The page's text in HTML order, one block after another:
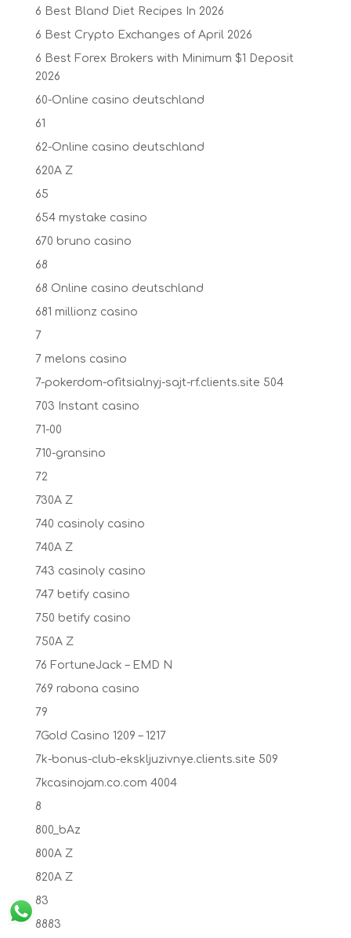
6 Best Bland Diet Recipes In 2026
6 Best Crypto Exchanges of April 2026
6 Best Forex Brokers with Minimum $1 Deposit ️
2026
60-Online casino deutschland
61
62-Online casino deutschland
620A Z
65
654 mystake casino
670 bruno casino
68
68 Online casino deutschland
681 millionz casino
7
7 melons casino
7-pokerdom-ofitsialnyj-sajt-rf.clients.site 504
703 Instant casino
71-00
710-gransino
72
730A Z
740 casinoly casino
740A Z
743 casinoly casino
747 betify casino
750 betify casino
750A Z
76 FortuneJack – EMD N
769 rabona casino
79
7Gold Casino 1209 – 1217
7k-bonus-club-ekskljuzivnye.clients.site 509
7kcasinojam.co.com 4004
8
800_bAz
800A Z
820A Z
83
8883